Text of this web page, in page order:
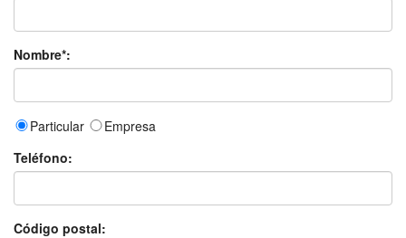
Nombre*:
Particular
Empresa
Teléfono:
Código postal: